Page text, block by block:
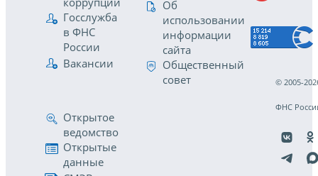
Госслужба
в ФНС
России
Вакансии
Об
использовании
информации
сайта
Общественный
совет
Открытое
ведомство
Открытые
данные
© 2005-
ФНС